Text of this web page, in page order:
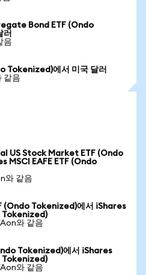
Bond ETF (Ondo
러
음
에서 미국 달러
같음
US Stock Market ETF (Ondo
MSCI EAFE ETF (Ondo
와 같음
(Ondo Tokenized)에서 iShares
Tokenized)
와 같음
Tokenized)에서 iShares
Tokenized)
와 같음